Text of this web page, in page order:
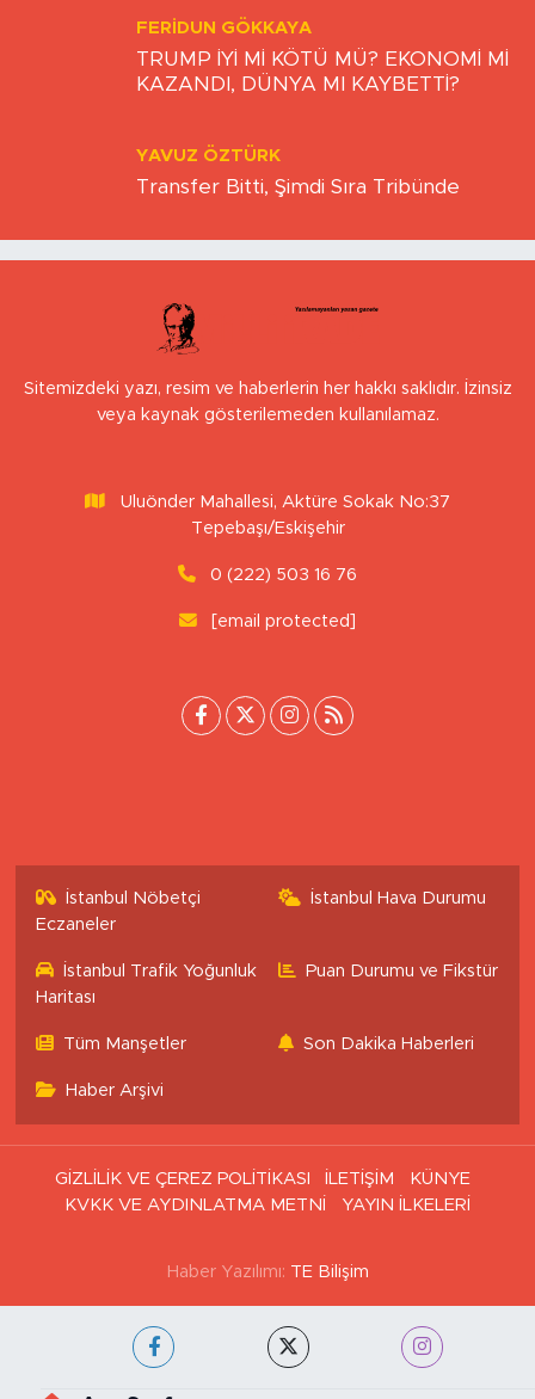
FERIDUN GÖKKAYA
TRUMP İYİ Mİ KÖTÜ MÜ? EKONOMİ Mİ
KAZANDI, DÜNYA MI KAYBETTİ?
YAVUZ ÖZTÜRK
Transfer Bitti, Şimdi Sıra Tribünde
Sitemizdeki yazı, resim ve haberlerin her hakkı saklıdır. İzinsiz
veya kaynak gösterilemeden kullanılamaz.
Tepebaşı/Eskişehir
İstanbul Nöbetçi
İstanbul Hava Durumu
İstanbul Trafik Yoğunluk
GİZLİLİK VE ÇEREZ POLİTİKASI İLETİŞİM
KÜNYE
KVKK VE AYDINLATMA METNİ
YAYIN İLKELERİ
Ana Sayfa